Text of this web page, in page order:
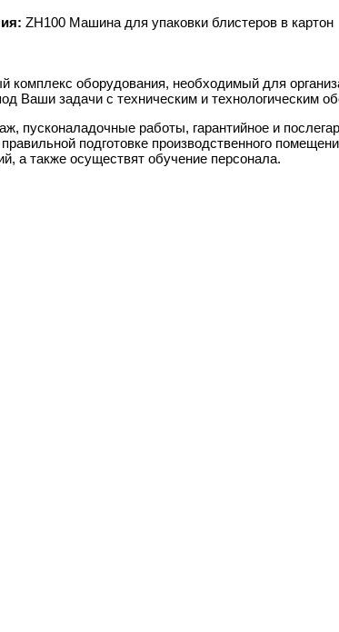
ZH100 Машина для упаковки блистеров в картон
комплекс оборудования, необходимый для
Ваши задачи с техническим и технологическим
пусконаладочные работы, гарантийное и
подготовке производственного
а также осуществят обучение персонала.